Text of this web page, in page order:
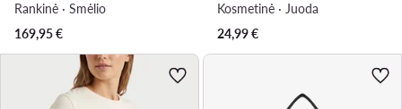
Rankinė · Smėlio
169,95€
Kosmetinė · Juoda
24,99€